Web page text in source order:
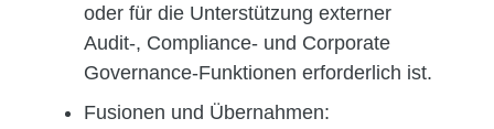
oder für die Unterstützung externer
Audit-, Compliance- und Corporate
Governance-Funktionen erforderlich ist.
Fusionen und Übernahmen: